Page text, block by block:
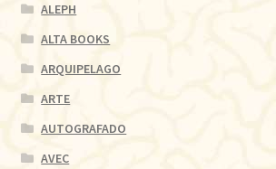
ALEPH
ALTA BOOKS
ARQUIPELAGO
ARTE
AUTOGRAFADO
AVEC